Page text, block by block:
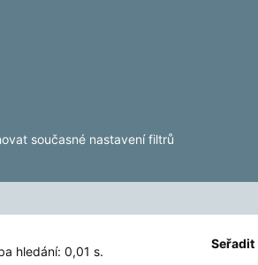
současné nastavení filtrů
hledání: 0,01 s.
Seřadit